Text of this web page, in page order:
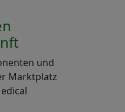
und
Marktplatz